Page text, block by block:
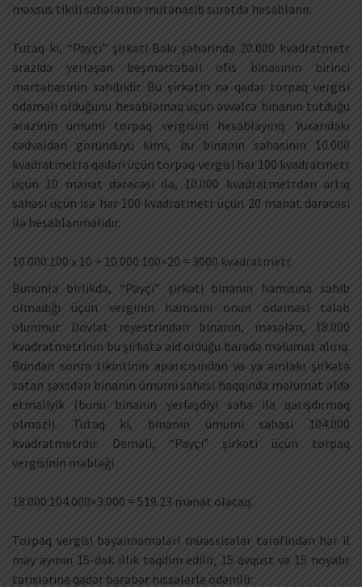
məxsus tikili sahələrinə mütənasib surətdə hesablanır.
Tutaq ki, “Payçı” şirkəti Bakı şəhərində 20.000 kvadratmetr
ərazidə yerləşən beşmərtəbəli ofis binasının birinci
mərtəbəsinin sahibidir. Bu şirkətin nə qədər torpaq vergisi
ödəməli olduğunu hesablamaq üçün əvvəlcə binanın tutduğu
ərazinin ümumi torpaq vergisini hesablayırıq. Yuxarıdakı
cədvəldən göründüyü kimi, bu binanın sahəsinin 10.000
kvadratmetrə qədəri üçün torpaq vergisi hər 100 kvadratmetr
üçün 10 manat dərəcəsi ilə, 10.000 kvadratmetrdən artıq
sahəsi üçün isə hər 100 kvadratmetr üçün 20 manat dərəcəsi
ilə hesablanmalıdır.
10.000:100 x 10 + 10.000:100×20 = 3000 kvadratmetr.
Bununla birlikdə, “Payçı” şirkəti binanın hamısına sahib
olmadığı üçün verginin hamısını onun ödəməsi tələb
olunmur. Dövlət reyestrindən binanın, məsələn, 18.000
kvadratmetrinin bu şirkətə aid olduğu barədə məlumat alırıq.
Bundan sonra tikintinin aparıcısından və ya əmlakı şirkətə
satan şəxsdən binanın ümumi sahəsi haqqında məlumat əldə
etməliyik (bunu binanın yerləşdiyi sahə ilə qarışdırmaq
olmaz!). Tutaq ki, binanın ümumi sahəsi 104.000
kvadratmetrdir. Deməli, “Payçı” şirkəti üçün torpaq
vergisinin məbləği
18.000:104.000×3.000 = 519.23 manat olacaq.
Torpaq vergisi bəyannamələri müəssisələr tərəfindən hər il
may ayının 15-dək illik təqdim edilir, 15 avqust və 15 noyabr
tarixlərinə qədər bərabər hissələrlə ödənilir.